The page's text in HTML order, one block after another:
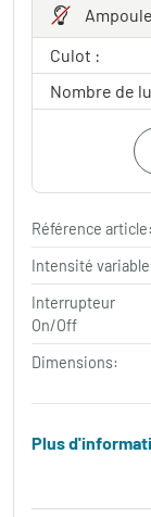
Culot :
Nombre de
Référence article:
Intensité variable
Interrupteur
On/Off
Dimensions:
Plus